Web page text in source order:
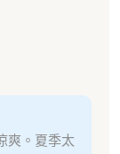
爽。夏季太